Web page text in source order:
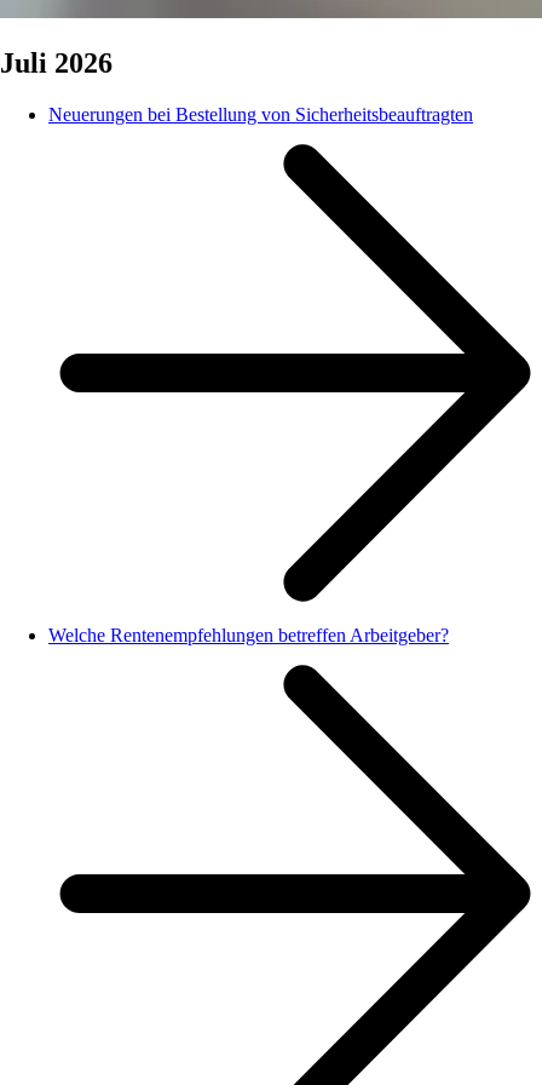
Juli 2026
Neuerungen bei Bestellung von Sicherheitsbeauftragten
Welche Rentenempfehlungen betreffen Arbeitgeber?